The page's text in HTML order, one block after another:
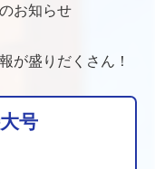
お知らせ
が盛りだくさん！
号